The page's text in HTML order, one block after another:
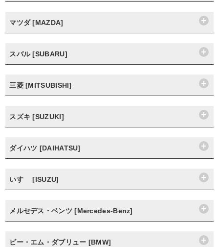
マツダ [MAZDA]
スバル [SUBARU]
三菱 [MITSUBISHI]
スズキ [SUZUKI]
ダイハツ [DAIHATSU]
いすゞ [ISUZU]
メルセデス・ベンツ [Mercedes-Benz]
ビー・エム・ダブリュー [BMW]